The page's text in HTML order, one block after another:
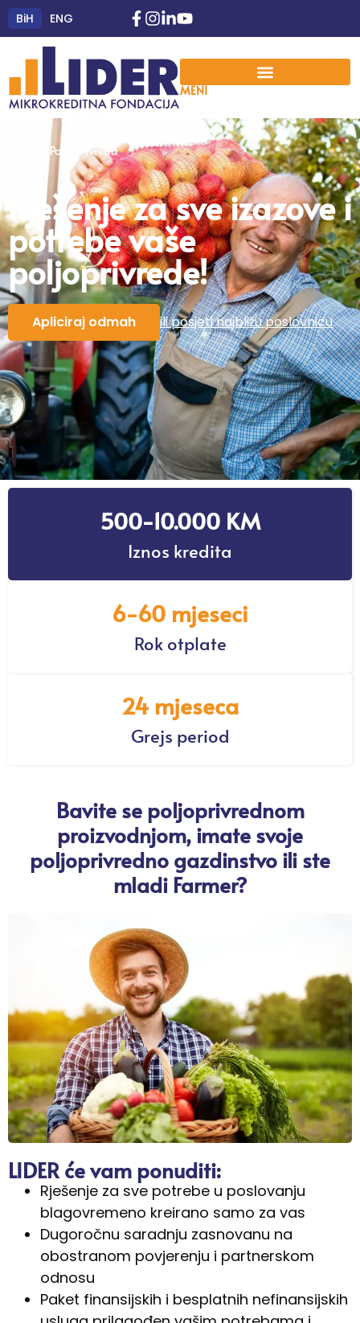
BiH ENG
MENI
Poljoprivreda
Rješenje za sve izazove i
potrebe vaše
poljoprivrede!
Apliciraj odmah ili posjeti najbližu poslovnicu
24 mjeseca
Grejs period
6-60 mjeseci
Rok otplate
500-10.000 KM
Iznos kredita
Bavite se poljoprivrednom
proizvodnjom, imate svoje
poljoprivredno gazdinstvo ili ste
mladi Farmer?
LIDER će vam ponuditi:
Rješenje za sve potrebe u poslovanju
blagovremeno kreirano samo za vas
Dugoročnu saradnju zasnovanu na
obostranom povjerenju i partnerskom
odnosu
Paket finansijskih i besplatnih nefinansijskih